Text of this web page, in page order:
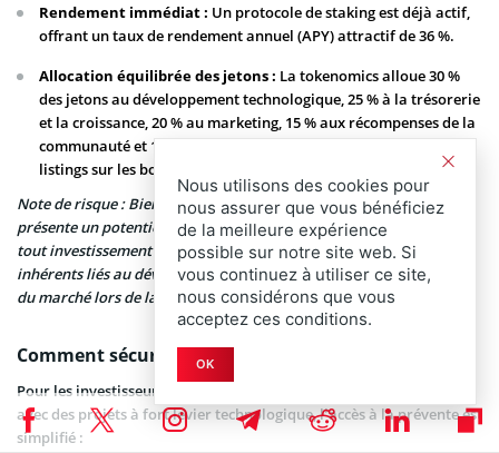
Rendement immédiat : Un protocole de staking est déjà actif,
offrant un taux de rendement annuel (APY) attractif de 36 %.
Allocation équilibrée des jetons : La tokenomics alloue 30 %
des jetons au développement technologique, 25 % à la trésorerie
et la croissance, 20 % au marketing, 15 % aux récompenses de la
communauté et 10 % pour assurer la liquidité lors des futurs
listings sur les bourses d’échange (CEX/DEX).
Note de risque : Bien que le narratif des Layer 2 sur Bitcoin
présente un potentiel de croissance asymétrique très important,
tout investissement en phase de prévente comporte des risques
inhérents liés au développement technique et à la volatilité future
du marché lors de la mise en circulation des jetons.
Comment sécuriser ses jetons HYPER en prévente
Pour les investisseurs qui cherchent à diversifier leur portefeuille
avec des projets à fort levier technologique, l’accès à la prévente est
simplifié :
Nous utilisons des cookies pour
nous assurer que vous bénéficiez
de la meilleure expérience
possible sur notre site web. Si
vous continuez à utiliser ce site,
nous considérons que vous
acceptez ces conditions.
OK